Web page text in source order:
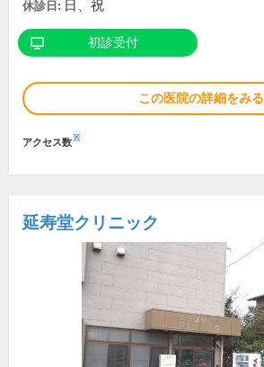
休診日: 日、祝
初診受付
この医院の詳細をみる
アクセス数※
延寿堂クリニック